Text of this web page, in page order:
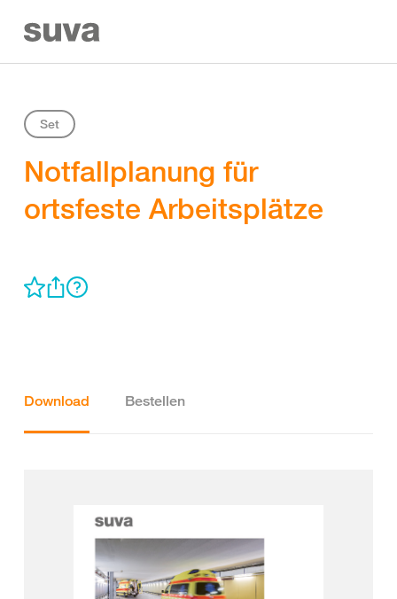
Set
Notfallplanung für
ortsfeste Arbeitsplätze
Download Bestellen